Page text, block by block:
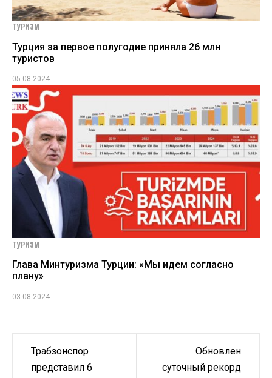
ТУРИЗМ
Турция за первое полугодие приняла 26 млн
туристов
05.08.2024
ТУРИЗМ
Глава Минтуризма Турции: «Мы идем согласно
плану»
03.08.2024
Навигация
Трабзонспор
представил 6
Обновлен
суточный рекорд